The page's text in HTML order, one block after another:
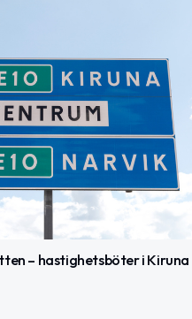
– hastighetsböter i Kiruna